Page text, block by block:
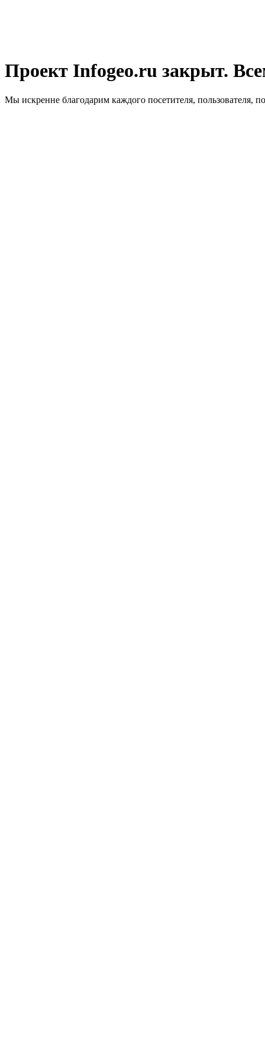
Проект Infogeo.ru закрыт.
Мы искренне благодарим каждого посетителя, пользователя,